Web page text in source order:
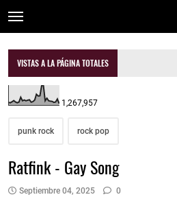
VISTAS A LA PÁGINA TOTALES
1,267,957
punk rock rock pop
Ratfink - Gay Song
Septiembre 04, 2025 0